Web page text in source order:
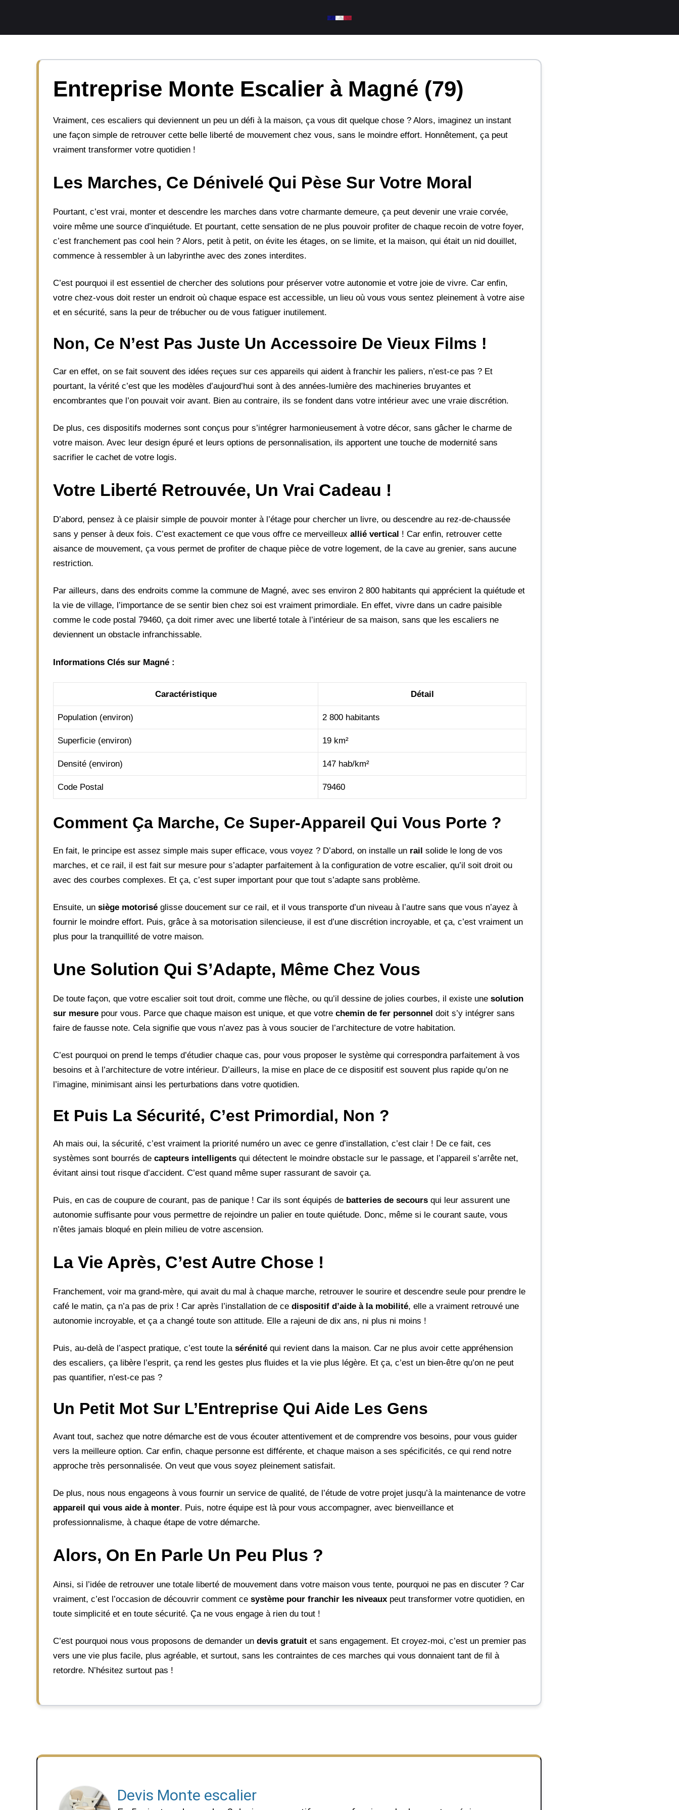
contenu
Entreprise Monte Escalier à Magné (79)
Vraiment, ces escaliers qui deviennent un peu un défi à la maison, ça vous dit quelque chose ? Alors, imaginez un instant
une façon simple de retrouver cette belle liberté de mouvement chez vous, sans le moindre effort. Honnêtement, ça peut
vraiment transformer votre quotidien !
Les Marches, Ce Dénivelé Qui Pèse Sur Votre Moral
Pourtant, c’est vrai, monter et descendre les marches dans votre charmante demeure, ça peut devenir une vraie corvée,
voire même une source d’inquiétude. Et pourtant, cette sensation de ne plus pouvoir profiter de chaque recoin de votre foyer,
c’est franchement pas cool hein ? Alors, petit à petit, on évite les étages, on se limite, et la maison, qui était un nid douillet,
commence à ressembler à un labyrinthe avec des zones interdites.
C’est pourquoi il est essentiel de chercher des solutions pour préserver votre autonomie et votre joie de vivre. Car enfin,
votre chez-vous doit rester un endroit où chaque espace est accessible, un lieu où vous vous sentez pleinement à votre aise
et en sécurité, sans la peur de trébucher ou de vous fatiguer inutilement.
Non, Ce N’est Pas Juste Un Accessoire De Vieux Films !
Car en effet, on se fait souvent des idées reçues sur ces appareils qui aident à franchir les paliers, n’est-ce pas ? Et
pourtant, la vérité c’est que les modèles d’aujourd’hui sont à des années-lumière des machineries bruyantes et
encombrantes que l’on pouvait voir avant. Bien au contraire, ils se fondent dans votre intérieur avec une vraie discrétion.
De plus, ces dispositifs modernes sont conçus pour s’intégrer harmonieusement à votre décor, sans gâcher le charme de
votre maison. Avec leur design épuré et leurs options de personnalisation, ils apportent une touche de modernité sans
sacrifier le cachet de votre logis.
Votre Liberté Retrouvée, Un Vrai Cadeau !
D’abord, pensez à ce plaisir simple de pouvoir monter à l’étage pour chercher un livre, ou descendre au rez-de-chaussée
sans y penser à deux fois. C’est exactement ce que vous offre ce merveilleux allié vertical ! Car enfin, retrouver cette
aisance de mouvement, ça vous permet de profiter de chaque pièce de votre logement, de la cave au grenier, sans aucune
restriction.
Par ailleurs, dans des endroits comme la commune de Magné, avec ses environ 2 800 habitants qui apprécient la quiétude et
la vie de village, l’importance de se sentir bien chez soi est vraiment primordiale. En effet, vivre dans un cadre paisible
comme le code postal 79460, ça doit rimer avec une liberté totale à l’intérieur de sa maison, sans que les escaliers ne
deviennent un obstacle infranchissable.
Informations Clés sur Magné :
Caractéristique Détail
Population (environ) 2 800 habitants
Superficie (environ) 19 km²
Densité (environ) 147 hab/km²
Code Postal 79460
Comment Ça Marche, Ce Super-Appareil Qui Vous Porte ?
En fait, le principe est assez simple mais super efficace, vous voyez ? D’abord, on installe un rail solide le long de vos
marches, et ce rail, il est fait sur mesure pour s’adapter parfaitement à la configuration de votre escalier, qu’il soit droit ou
avec des courbes complexes. Et ça, c’est super important pour que tout s’adapte sans problème.
Ensuite, un siège motorisé glisse doucement sur ce rail, et il vous transporte d’un niveau à l’autre sans que vous n’ayez à
fournir le moindre effort. Puis, grâce à sa motorisation silencieuse, il est d’une discrétion incroyable, et ça, c’est vraiment un
plus pour la tranquillité de votre maison.
Une Solution Qui S’Adapte, Même Chez Vous
De toute façon, que votre escalier soit tout droit, comme une flèche, ou qu’il dessine de jolies courbes, il existe une solution
sur mesure pour vous. Parce que chaque maison est unique, et que votre chemin de fer personnel doit s’y intégrer sans
faire de fausse note. Cela signifie que vous n’avez pas à vous soucier de l’architecture de votre habitation.
C’est pourquoi on prend le temps d’étudier chaque cas, pour vous proposer le système qui correspondra parfaitement à vos
besoins et à l’architecture de votre intérieur. D’ailleurs, la mise en place de ce dispositif est souvent plus rapide qu’on ne
l’imagine, minimisant ainsi les perturbations dans votre quotidien.
Et Puis La Sécurité, C’est Primordial, Non ?
Ah mais oui, la sécurité, c’est vraiment la priorité numéro un avec ce genre d’installation, c’est clair ! De ce fait, ces
systèmes sont bourrés de capteurs intelligents qui détectent le moindre obstacle sur le passage, et l’appareil s’arrête net,
évitant ainsi tout risque d’accident. C’est quand même super rassurant de savoir ça.
Puis, en cas de coupure de courant, pas de panique ! Car ils sont équipés de batteries de secours qui leur assurent une
autonomie suffisante pour vous permettre de rejoindre un palier en toute quiétude. Donc, même si le courant saute, vous
n’êtes jamais bloqué en plein milieu de votre ascension.
La Vie Après, C’est Autre Chose !
Franchement, voir ma grand-mère, qui avait du mal à chaque marche, retrouver le sourire et descendre seule pour prendre le
café le matin, ça n’a pas de prix ! Car après l’installation de ce dispositif d’aide à la mobilité, elle a vraiment retrouvé une
autonomie incroyable, et ça a changé toute son attitude. Elle a rajeuni de dix ans, ni plus ni moins !
Puis, au-delà de l’aspect pratique, c’est toute la sérénité qui revient dans la maison. Car ne plus avoir cette appréhension
des escaliers, ça libère l’esprit, ça rend les gestes plus fluides et la vie plus légère. Et ça, c’est un bien-être qu’on ne peut
pas quantifier, n’est-ce pas ?
Un Petit Mot Sur L’Entreprise Qui Aide Les Gens
Avant tout, sachez que notre démarche est de vous écouter attentivement et de comprendre vos besoins, pour vous guider
vers la meilleure option. Car enfin, chaque personne est différente, et chaque maison a ses spécificités, ce qui rend notre
approche très personnalisée. On veut que vous soyez pleinement satisfait.
De plus, nous nous engageons à vous fournir un service de qualité, de l’étude de votre projet jusqu’à la maintenance de votre
appareil qui vous aide à monter. Puis, notre équipe est là pour vous accompagner, avec bienveillance et
professionnalisme, à chaque étape de votre démarche.
Alors, On En Parle Un Peu Plus ?
Ainsi, si l’idée de retrouver une totale liberté de mouvement dans votre maison vous tente, pourquoi ne pas en discuter ? Car
vraiment, c’est l’occasion de découvrir comment ce système pour franchir les niveaux peut transformer votre quotidien, en
toute simplicité et en toute sécurité. Ça ne vous engage à rien du tout !
C’est pourquoi nous vous proposons de demander un devis gratuit et sans engagement. Et croyez-moi, c’est un premier pas
vers une vie plus facile, plus agréable, et surtout, sans les contraintes de ces marches qui vous donnaient tant de fil à
retordre. N’hésitez surtout pas !
Devis Monte escalier